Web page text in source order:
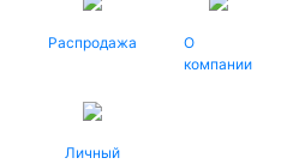
Распродажа
О
компании
Личный